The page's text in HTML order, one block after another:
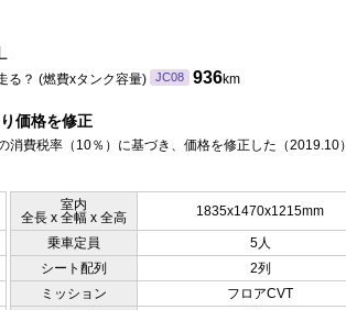
る？ (燃費xタンク容量) JC08 936km
価格を修正
消費税率（10％）に基づき、価格を修正した（2019.10）
室内
全長 x 全幅 x 全高
1835x1470x1215mm
乗車定員
5人
シート配列
2列
ミッション
フロアCVT